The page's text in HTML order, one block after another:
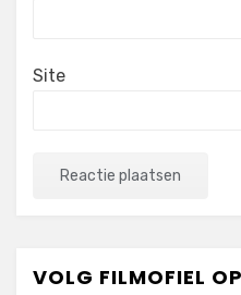
Site
VOLG FILMOFIEL